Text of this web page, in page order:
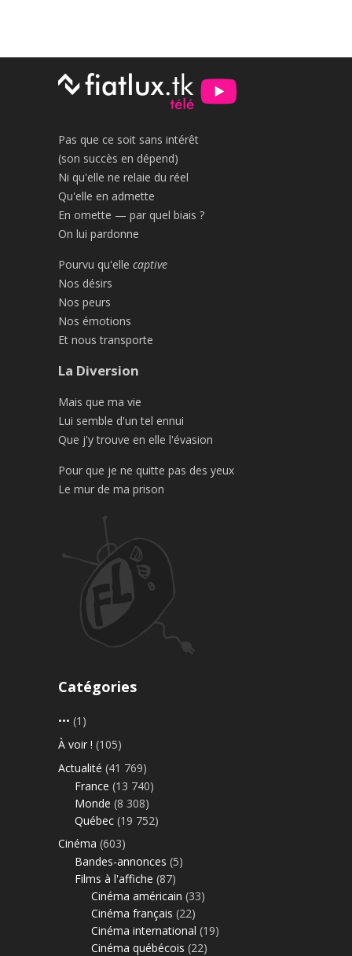
Pas que ce soit sans intérêt
(son succès en dépend)
Ni qu'elle ne relaie du réel
Qu'elle en admette
En omette — par quel biais ?
On lui pardonne
Pourvu qu'elle captive
Nos désirs
Nos peurs
Nos émotions
Et nous transporte
La Diversion
Mais que ma vie
Lui semble d'un tel ennui
Que j'y trouve en elle l'évasion
Pour que je ne quitte pas des yeux
Le mur de ma prison
Catégories
••• (1)
À voir ! (105)
Actualité (41 769)
France (13 740)
Monde (8 308)
Québec (19 752)
Cinéma (603)
Bandes-annonces (5)
Films à l'affiche (87)
Cinéma américain (33)
Cinéma français (22)
Cinéma international (19)
Cinéma québécois (22)